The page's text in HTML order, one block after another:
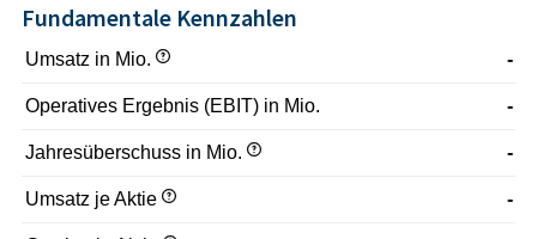
Fundamentale Kennzahlen
Umsatz in Mio. -
Operatives Ergebnis (EBIT) in Mio. -
Jahresüberschuss in Mio. -
Umsatz je Aktie -